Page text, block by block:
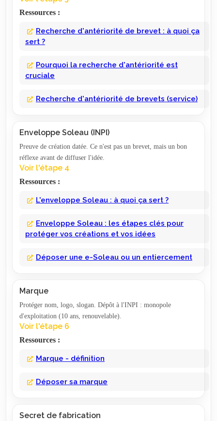
Ressources :
Recherche d'antériorité de brevet : à quoi ça
sert ?
Pourquoi la recherche d'antériorité est
cruciale
Recherche d'antériorité de brevets (service)
Enveloppe Soleau (INPI)
Preuve de création datée. Ce n'est pas un brevet, mais un bon
réflexe avant de diffuser l'idée.
Voir l'étape 4
Ressources :
L'enveloppe Soleau : à quoi ça sert ?
Enveloppe Soleau : les étapes clés pour
protéger vos créations et vos idées
Déposer une e-Soleau ou un entiercement
Marque
Protéger nom, logo, slogan. Dépôt à l'INPI : monopole
d'exploitation (10 ans, renouvelable).
Voir l'étape 6
Ressources :
Marque - définition
Déposer sa marque
Secret de fabrication